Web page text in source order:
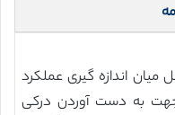
اندازه گیری عملکرد
جهت به دست آوردن درکی